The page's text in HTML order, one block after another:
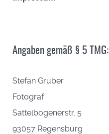
Angaben gemäß § 5 TMG:
Stefan Gruber
Fotograf
Sattelbogenerstr. 5
93057 Regensburg